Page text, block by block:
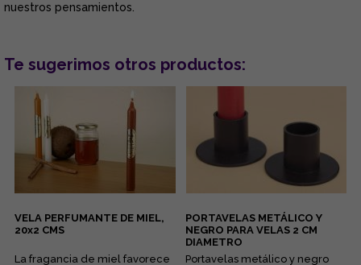
nuestros pensamientos.
Te sugerimos otros productos:
VELA PERFUMANTE DE MIEL,
20x2 CMS
La fragancia de miel favorece
PORTAVELAS METÁLICO Y
NEGRO PARA VELAS 2 CM
DIAMETRO
Portavelas metálico y negro